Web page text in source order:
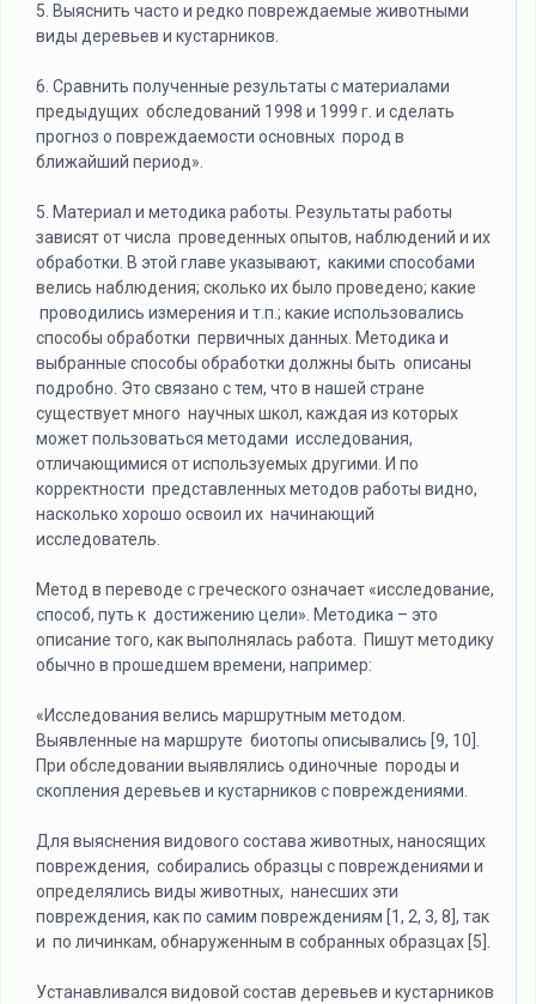
5. Выяснить часто и редко повреждаемые животными
виды деревьев и кустарников.
6. Сравнить полученные результаты с материалами
предыдущих обследований 1998 и 1999 г. и сделать
прогноз о повреждаемости основных пород в
ближайший период».
5. Материал и методика работы. Результаты работы
зависят от числа проведенных опытов, наблюдений и их
обработки. В этой главе указывают, какими способами
велись наблюдения; сколько их было проведено; какие
проводились измерения и т.п.; какие использовались
способы обработки первичных данных. Методика и
выбранные способы обработки должны быть описаны
подробно. Это связано с тем, что в нашей стране
существует много научных школ, каждая из которых
может пользоваться методами исследования,
отличающимися от используемых другими. И по
корректности представленных методов работы видно,
насколько хорошо освоил их начинающий
исследователь.
Метод в переводе с греческого означает «исследование,
способ, путь к достижению цели». Методика – это
описание того, как выполнялась работа. Пишут методику
обычно в прошедшем времени, например:
«Исследования велись маршрутным методом.
Выявленные на маршруте биотопы описывались [9, 10].
При обследовании выявлялись одиночные породы и
скопления деревьев и кустарников с повреждениями.
Для выяснения видового состава животных, наносящих
повреждения, собирались образцы с повреждениями и
определялись виды животных, нанесших эти
повреждения, как по самим повреждениям [1, 2, 3, 8], так
и по личинкам, обнаруженным в собранных образцах [5].
Устанавливался видовой состав деревьев и кустарников